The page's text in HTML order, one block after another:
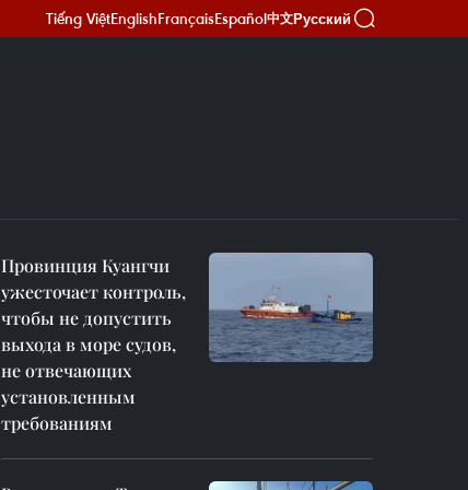
Tiếng ViệtEnglishFrançaisEspañol中文Русский
Провинция Куангчи
ужесточает контроль,
чтобы не допустить
выхода в море судов,
не отвечающих
установленным
требованиям